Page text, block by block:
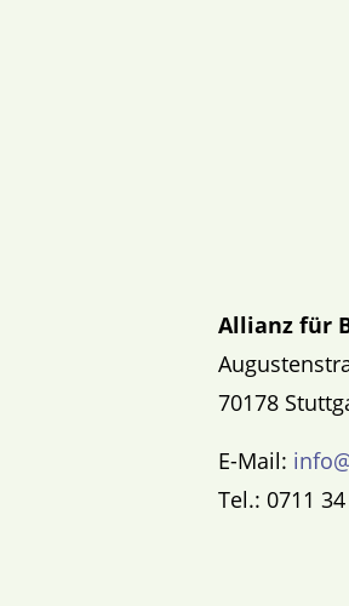
Allianz für
70178
E-Mail:
Tel.: 0711